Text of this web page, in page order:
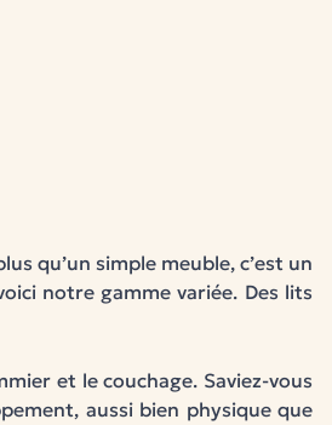
qu’un simple meuble, c’est un
notre gamme variée. Des lits
et le couchage. Saviez-vous
aussi bien physique que